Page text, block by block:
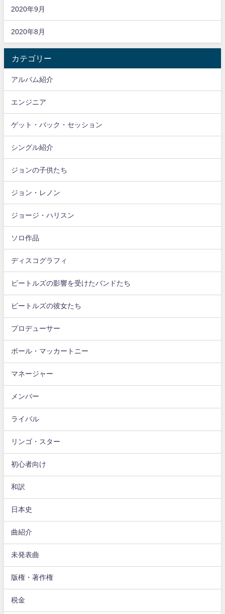
2020年9月
2020年8月
カテゴリー
アルバム紹介
エンジニア
ゲット・バック・セッション
シングル紹介
ジョンの子供たち
ジョン・レノン
ジョージ・ハリスン
ソロ作品
ディスコグラフィ
ビートルズの影響を受けたバンドたち
ビートルズの彼女たち
プロデューサー
ポール・マッカートニー
マネージャー
メンバー
ライバル
リンゴ・スター
初心者向け
和訳
日本史
曲紹介
未発表曲
版権・著作権
税金